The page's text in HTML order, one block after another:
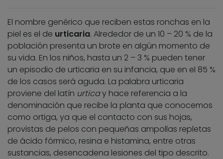
El nombre genérico que reciben estas ronchas en la
piel es el de urticaria. Alrededor de un 10 – 20 % de la
población presenta un brote en algún momento de
su vida. En los niños, hasta un 2 – 3 % pueden tener
un episodio de urticaria en su infancia, que en el 85 %
de los casos será aguda. La palabra urticaria
proviene del latín urticay hace referencia a la
denominación que recibe la planta que conocemos
como ortiga, ya que el contacto con sus hojas,
provistas de pelos con pequeñas ampollas repletas
de ácido fórmico, resina e histamina, entre otras
sustancias, desencadena lesiones del tipo descrito.